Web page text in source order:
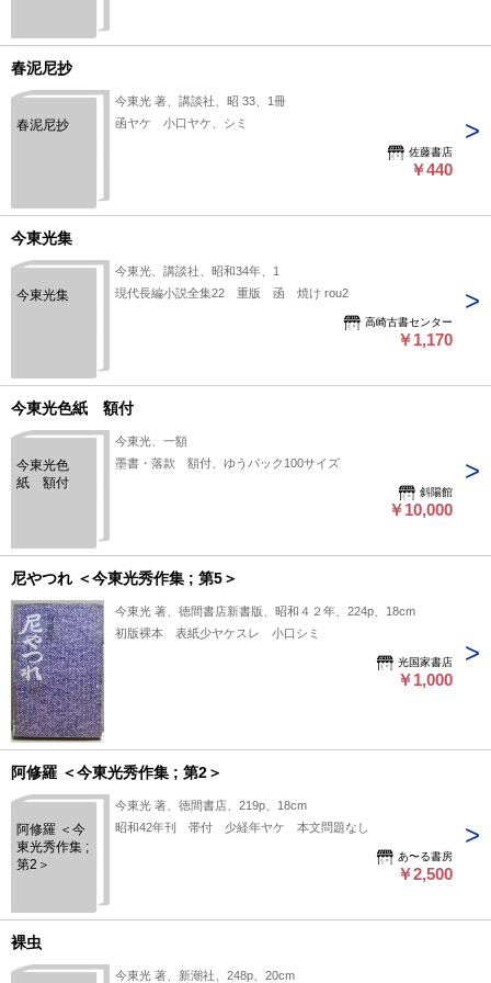
春泥尼抄
春泥尼抄
今東光 著、講談社、昭 33、1冊
函ヤケ 小口ヤケ、シミ
佐藤書店
￥440
今東光集
今東光集
今東光、講談社、昭和34年、1
現代長編小説全集22 重版 函 焼け rou2
高崎古書センター
￥1,170
今東光色紙 額付
今東光色
紙 額付
今東光、一額
墨書・落款 額付、ゆうパック100サイズ
斜陽館
￥10,000
尼やつれ ＜今東光秀作集 ; 第5＞
今東光 著、徳間書店新書版、昭和４２年、224p、18cm
初版裸本 表紙少ヤケスレ 小口シミ
光国家書店
￥1,000
阿修羅 ＜今東光秀作集 ; 第2＞
阿修羅 ＜今
東光秀作集 ;
第2＞
今東光 著、徳間書店、219p、18cm
昭和42年刊 帯付 少経年ヤケ 本文問題なし
あ〜る書房
￥2,500
裸虫
今東光 著、新潮社、248p、20cm